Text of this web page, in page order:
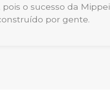
pois o sucesso da Mippei
por gente.